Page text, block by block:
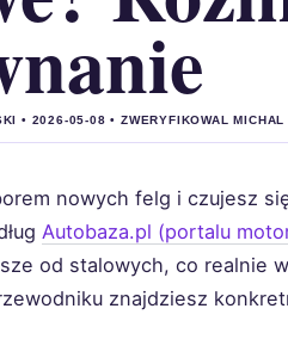
• 2026-05-08 • ZWERYFIKOWAL
nowych felg i czujesz
Autobaza.pl (portalu
od stalowych, co realnie
znajdziesz